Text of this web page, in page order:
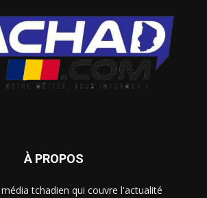
À PROPOS
tchadien qui couvre l'actualité